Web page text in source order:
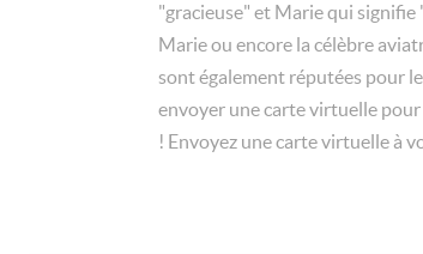
"gracieuse" et Marie qui signifie
Marie ou encore la célèbre
sont également réputées pour
envoyer une carte virtuelle
! Envoyez une carte virtuelle à